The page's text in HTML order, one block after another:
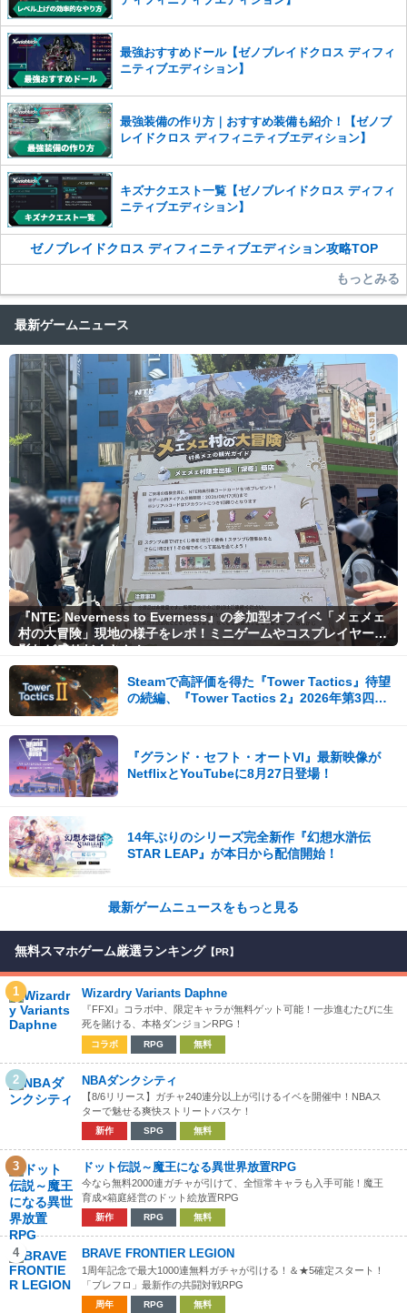
最強おすすめドール【ゼノブレイドクロス ディフィ
ニティブエディション】
最強装備の作り方｜おすすめ装備も紹介！【ゼノブ
レイドクロス ディフィニティブエディション】
キズナクエスト一覧【ゼノブレイドクロス ディフィ
ニティブエディション】
ゼノブレイドクロス ディフィニティブエディション攻略TOP
もっとみる
最新ゲームニュース
『NTE: Neverness to Everness』の参加型オフイベ「メェメェ
村の大冒険」現地の様子をレポ！ミニゲームやコスプレイヤー撮
影など盛りだくさん！
Steamで高評価を得た『Tower Tactics』待望
の続編、『Tower Tactics 2』2026年第3四半
『グランド・セフト・オートVI』最新映像が
NetflixとYouTubeに8月27日登場！
14年ぶりのシリーズ完全新作『幻想水滸伝
STAR LEAP』が本日から配信開始！
最新ゲームニュースをもっと見る
無料スマホゲーム厳選ランキング 【PR】
1 Wizardry Variants Daphne
『FFXI』コラボ中、限定キャラが無料ゲット可能！一歩進むたびに生
死を賭ける、本格ダンジョンRPG！
コラボ RPG 無料
2 NBAダンクシティ
【8/6リリース】ガチャ240連分以上が引けるイベを開催中！NBAス
ターで魅せる爽快ストリートバスケ！
新作 SPG 無料
3 ドット伝説～魔王になる異世界放置RPG
今なら無料2000連ガチャが引けて、全恒常キャラも入手可能！魔王
育成×箱庭経営のドット絵放置RPG
新作 RPG 無料
4 BRAVE FRONTIER LEGION
1周年記念で最大1000連無料ガチャが引ける！＆★5確定スタート！
「ブレフロ」最新作の共闘対戦RPG
周年 RPG 無料